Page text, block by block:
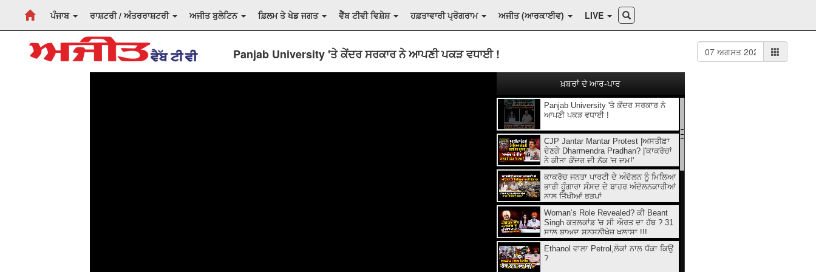
ਪੰਜਾਬ ਰਾਸ਼ਟਰੀ / ਅੰਤਰਰਾਸ਼ਟਰੀ ਅਜੀਤ ਬੁਲੇਟਿਨ ਫ਼ਿਲਮ ਤੇ ਖੇਡ ਜਗਤ ਵੈੱਬ ਟੀਵੀ ਵਿਸ਼ੇਸ਼ ਹਫ਼ਤਾਵਾਰੀ ਪ੍ਰੋਗਰਾਮ ਅਜੀਤ (ਆਰਕਾਈਵ) LIVE
Panjab University 'ਤੇ ਕੇਂਦਰ ਸਰਕਾਰ ਨੇ ਆਪਣੀ ਪਕੜ ਵਧਾਈ !
Panjab University 'ਤੇ ਕੇਂਦਰ ਸਰਕਾਰ ਨੇ
ਆਪਣੀ ਪਕੜ ਵਧਾਈ !
CJP Jantar Mantar Protest |ਅਸਤੀਫ਼ਾ
ਦੇਣਗੇ Dharmendra Pradhan? |'ਕਾਕਰੋਚਾਂ
ਨੇ ਕੀਤਾ ਕੇਂਦਰ ਦੀ ਨੱਕ 'ਚ ਦਮ!'
ਕਾਕਰੋਚ ਜਨਤਾ ਪਾਰਟੀ ਦੇ ਅੰਦੋਲਨ ਨੂੰ ਮਿਲਿਆ
ਭਾਰੀ ਹੂੰਗਾਰਾ ਸੰਸਦ ਦੇ ਬਾਹਰ ਅੰਦੋਲਨਕਾਰੀਆਂ
ਨਾਲ ਤਿੱਖੀਆਂ ਝੜਪਾਂ
Woman’s Role Revealed? ਕੀ Beant
Singh ਕਤਲਕਾਂਡ 'ਚ ਸੀ ਔਰਤ ਦਾ ਹੱਥ ? 31
ਸਾਲ ਬਾਅਦ ਸਨਸਨੀਖੇਜ਼ ਖ਼ੁਲਾਸਾ !!!
Ethanol ਵਾਲਾ Petrol,ਲੋਕਾਂ ਨਾਲ ਧੱਕਾ ਕਿਉਂ
?
ਖ਼ਬਰਾਂ ਦੇ ਆਰ-ਪਾਰ